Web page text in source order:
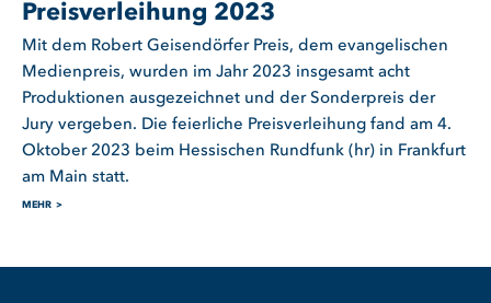
Preisverleihung 2023
Mit dem Robert Geisendörfer Preis, dem evangelischen
Medienpreis, wurden im Jahr 2023 insgesamt acht
Produktionen ausgezeichnet und der Sonderpreis der
Jury vergeben. Die feierliche Preisverleihung fand am 4.
Oktober 2023 beim Hessischen Rundfunk (hr) in Frankfurt
am Main statt.
MEHR